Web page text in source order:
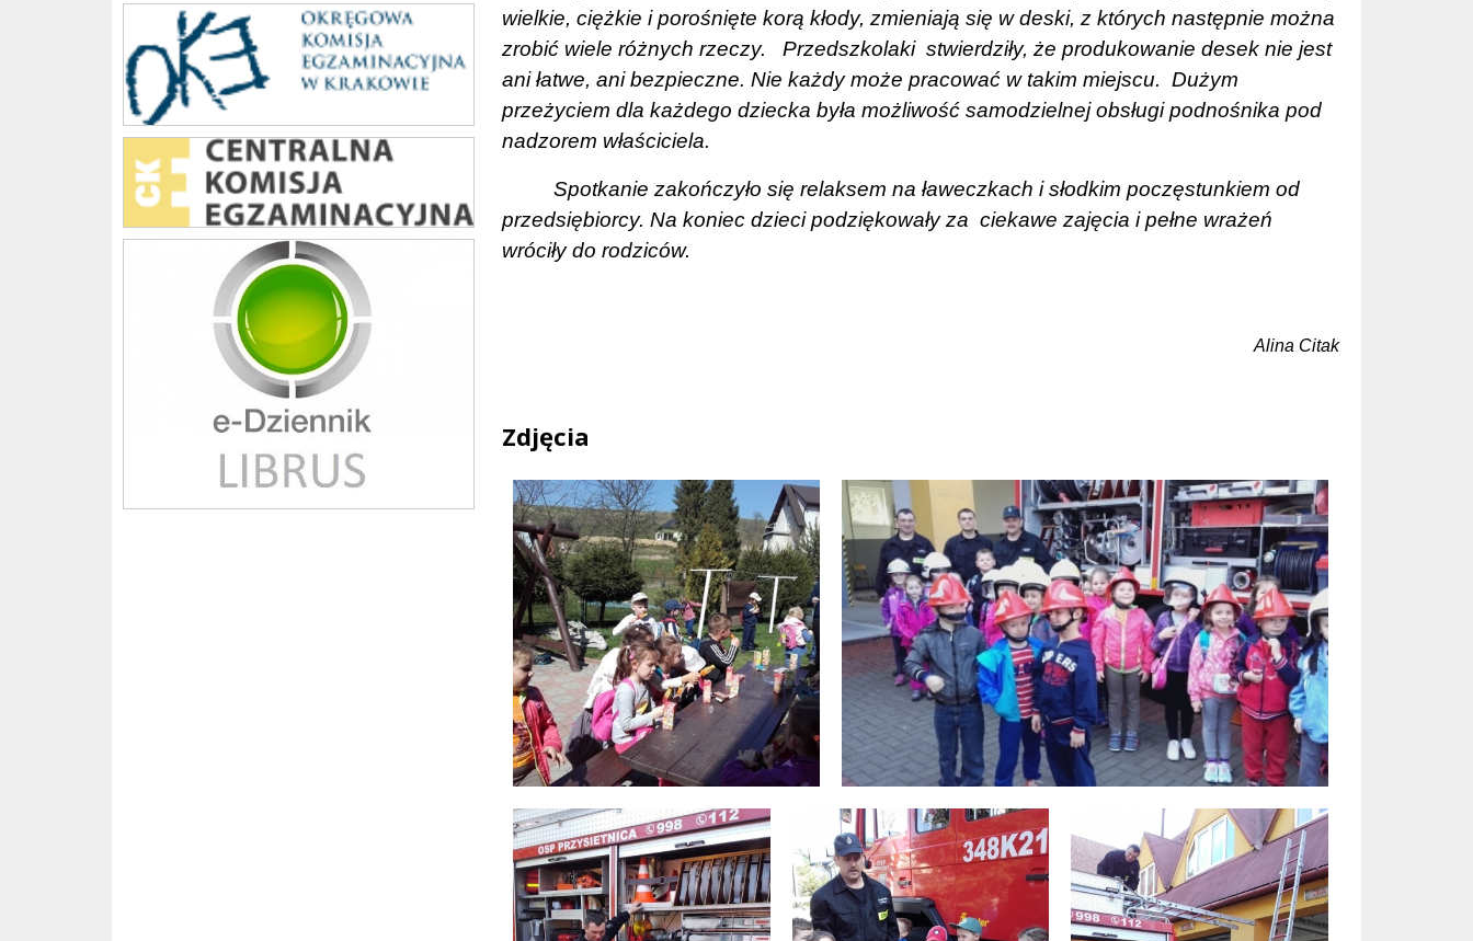
oke_krakow
cke
Librus szkoła
wielkie, ciężkie i porośnięte korą kłody, zmieniają się w deski, z których następnie można
zrobić wiele różnych rzeczy.
Przedszkolaki stwierdziły, że produkowanie desek nie jest
ani łatwe, ani bezpieczne. Nie każdy może pracować w takim miejscu. Dużym
przeżyciem dla każdego dziecka była możliwość samodzielnej obsługi podnośnika pod
nadzorem właściciela.
Spotkanie zakończyło się relaksem na ławeczkach i słodkim poczęstunkiem od
przedsiębiorcy. Na koniec dzieci podziękowały za ciekawe zajęcia i pełne wrażeń
wróciły do rodziców.
Alina Citak
Zdjęcia